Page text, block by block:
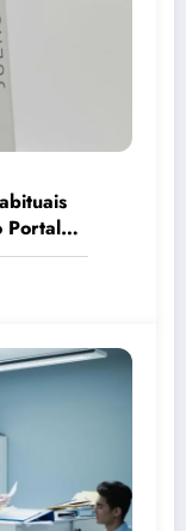
Portal